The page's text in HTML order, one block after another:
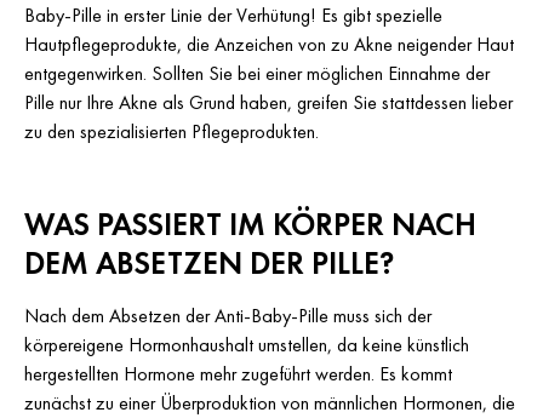
Baby-Pille in erster Linie der Verhütung! Es gibt spezielle
Hautpflegeprodukte, die Anzeichen von zu Akne neigender Haut
entgegenwirken. Sollten Sie bei einer möglichen Einnahme der
Pille nur Ihre Akne als Grund haben, greifen Sie stattdessen lieber
zu den spezialisierten Pflegeprodukten.
WAS PASSIERT IM KÖRPER NACH
DEM ABSETZEN DER PILLE?
Nach dem Absetzen der Anti-Baby-Pille muss sich der
körpereigene Hormonhaushalt umstellen, da keine künstlich
hergestellten Hormone mehr zugeführt werden. Es kommt
zunächst zu einer Überproduktion von männlichen Hormonen, die